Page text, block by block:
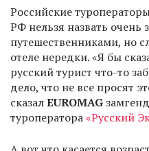
Российские
РФ нельзя назвать
путешественниками, но
отеле нередки. «Я бы
русский турист что-то
дело, что не все просят
сказалEUROMAG
туроператора«Русский